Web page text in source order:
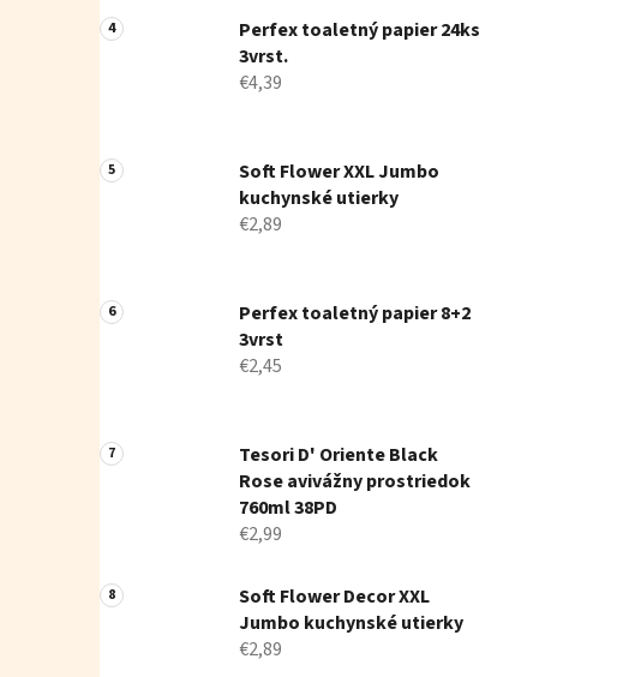
Perfex toaletný papier 24ks
3vrst.
€4,39
Soft Flower XXL Jumbo
kuchynské utierky
€2,89
Perfex toaletný papier 8+2
3vrst
€2,45
Tesori D' Oriente Black
Rose avivážny prostriedok
760ml 38PD
€2,99
Soft Flower Decor XXL
Jumbo kuchynské utierky
€2,89